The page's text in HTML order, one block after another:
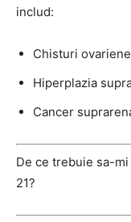
includ:
Chisturi ovariene
Hiperplazia
Cancer
De ce trebuie sa-
21?